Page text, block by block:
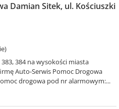
Damian Sitek, ul. Kościuszki
384 na wysokości miasta
Auto-Serwis Pomoc Drogowa
drogowa pod nr alarmowym:...